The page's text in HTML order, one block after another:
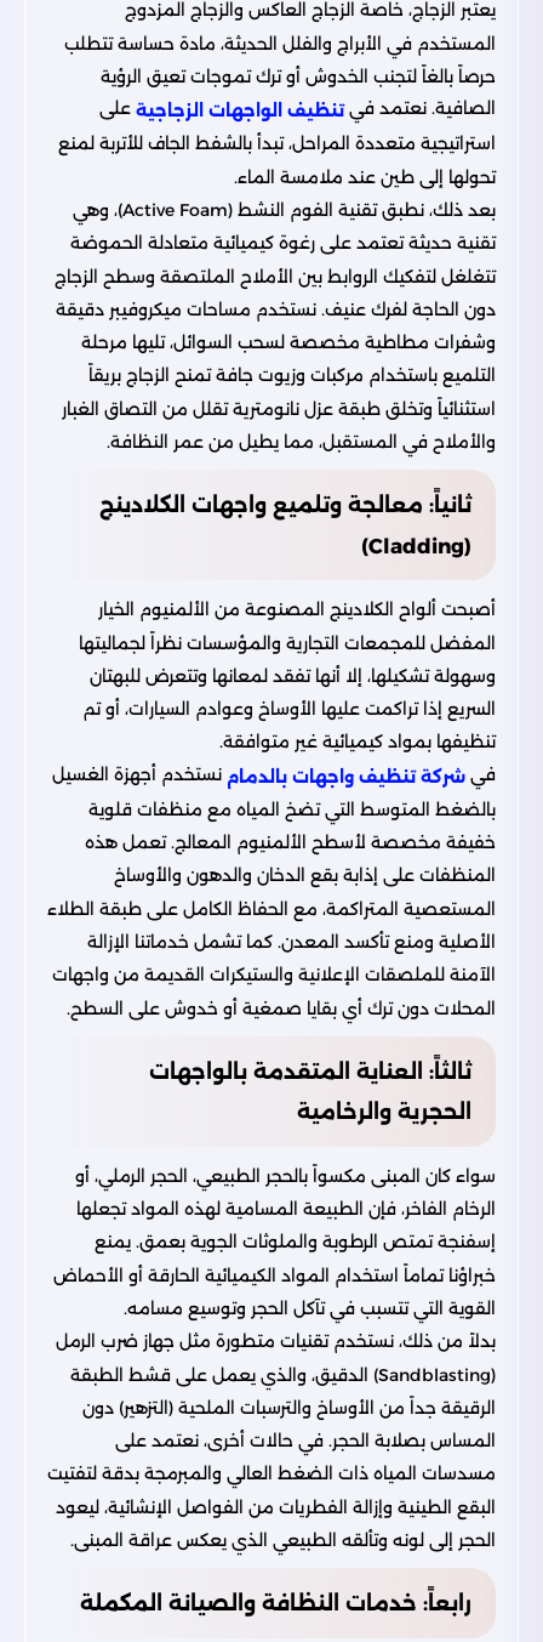
يعتبر الزجاج، خاصة الزجاج العاكس والزجاج المزدوج
المستخدم في الأبراج والفلل الحديثة، مادة حساسة تتطلب
حرصاً بالغاً لتجنب الخدوش أو ترك تموجات تعيق الرؤية
الصافية. نعتمد فيتنظيف الواجهات الزجاجية على
استراتيجية متعددة المراحل، تبدأ بالشفط الجاف للأتربة لمنع
تحولها إلى طين عند ملامسة الماء.
بعد ذلك، نطبق تقنية الفوم النشط (Active Foam)، وهي
تقنية حديثة تعتمد على رغوة كيميائية متعادلة الحموضة
تتغلغل لتفكيك الروابط بين الأملاح الملتصقة وسطح الزجاج
دون الحاجة لفرك عنيف. نستخدم مساحات ميكروفيبر دقيقة
وشفرات مطاطية مخصصة لسحب السوائل، تليها مرحلة
التلميع باستخدام مركبات وزيوت جافة تمنح الزجاج بريقاً
استثنائياً وتخلق طبقة عزل نانومترية تقلل من التصاق الغبار
والأملاح في المستقبل، مما يطيل من عمر النظافة.
ثانياً: معالجة وتلميع واجهات الكلادينج
(Cladding)
أصبحت ألواح الكلادينج المصنوعة من الألمنيوم الخيار
المفضل للمجمعات التجارية والمؤسسات نظراً لجماليتها
وسهولة تشكيلها، إلا أنها تفقد لمعانها وتتعرض للبهتان
السريع إذا تراكمت عليها الأوساخ وعوادم السيارات، أو تم
تنظيفها بمواد كيميائية غير متوافقة.
في شركة تنظيف واجهات بالدمام نستخدم أجهزة الغسيل
بالضغط المتوسط التي تضخ المياه مع منظفات قلوية
خفيفة مخصصة لأسطح الألمنيوم المعالج. تعمل هذه
المنظفات على إذابة بقع الدخان والدهون والأوساخ
المستعصية المتراكمة، مع الحفاظ الكامل على طبقة الطلاء
الأصلية ومنع تأكسد المعدن. كما تشمل خدماتنا الإزالة
الآمنة للملصقات الإعلانية والستيكرات القديمة من واجهات
المحلات دون ترك أي بقايا صمغية أو خدوش على السطح.
ثالثاً: العناية المتقدمة بالواجهات
الحجرية والرخامية
سواء كان المبنى مكسواً بالحجر الطبيعي، الحجر الرملي، أو
الرخام الفاخر، فإن الطبيعة المسامية لهذه المواد تجعلها
إسفنجة تمتص الرطوبة والملوثات الجوية بعمق. يمنع
خبراؤنا تماماً استخدام المواد الكيميائية الحارقة أو الأحماض
القوية التي تتسبب في تآكل الحجر وتوسيع مسامه.
بدلاً من ذلك، نستخدم تقنيات متطورة مثل جهاز ضرب الرمل
(Sandblasting) الدقيق، والذي يعمل على قشط الطبقة
الرقيقة جداً من الأوساخ والترسبات الملحية (التزهير) دون
المساس بصلابة الحجر. في حالات أخرى، نعتمد على
مسدسات المياه ذات الضغط العالي والمبرمجة بدقة لتفتيت
البقع الطينية وإزالة الفطريات من الفواصل الإنشائية، ليعود
الحجر إلى لونه وتألقه الطبيعي الذي يعكس عراقة المبنى.
رابعاً: خدمات النظافة والصيانة المكملة